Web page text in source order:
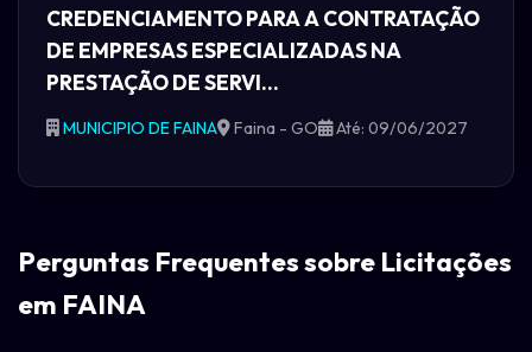
CREDENCIAMENTO PARA A CONTRATAÇÃO
DE EMPRESAS ESPECIALIZADAS NA
PRESTAÇÃO DE SERVI...
MUNICIPIO DE FAINA Faina - GO Até: 09/06/2027
Perguntas Frequentes sobre Licitações
em FAINA